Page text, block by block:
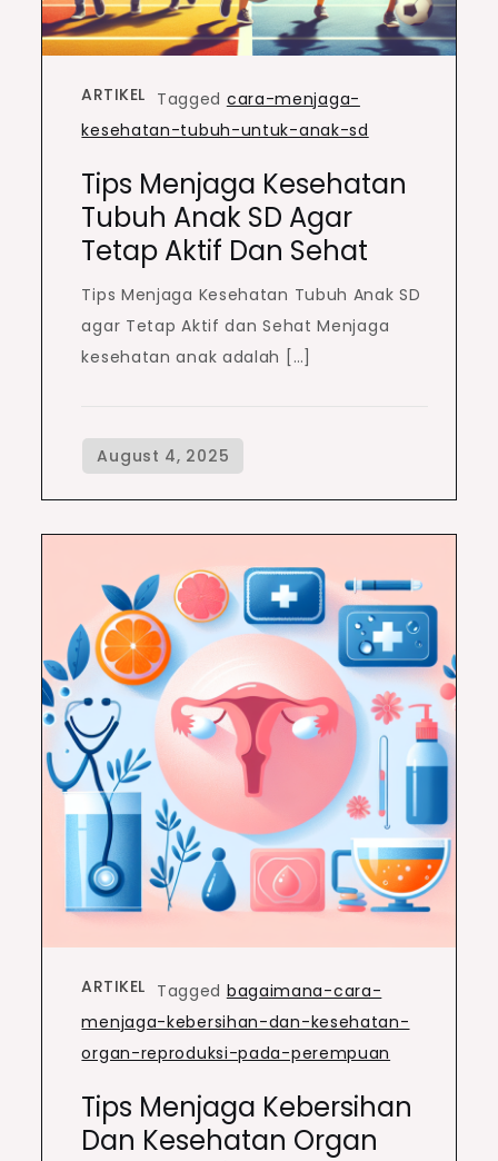
ARTIKEL Tagged cara-menjaga-
kesehatan-tubuh-untuk-anak-sd
Tips Menjaga Kesehatan
Tubuh Anak SD Agar
Tetap Aktif Dan Sehat
Tips Menjaga Kesehatan Tubuh Anak SD
agar Tetap Aktif dan Sehat Menjaga
kesehatan anak adalah […]
ARTIKEL Tagged bagaimana-cara-
menjaga-kebersihan-dan-kesehatan-
organ-reproduksi-pada-perempuan
Tips Menjaga Kebersihan
Dan Kesehatan Organ